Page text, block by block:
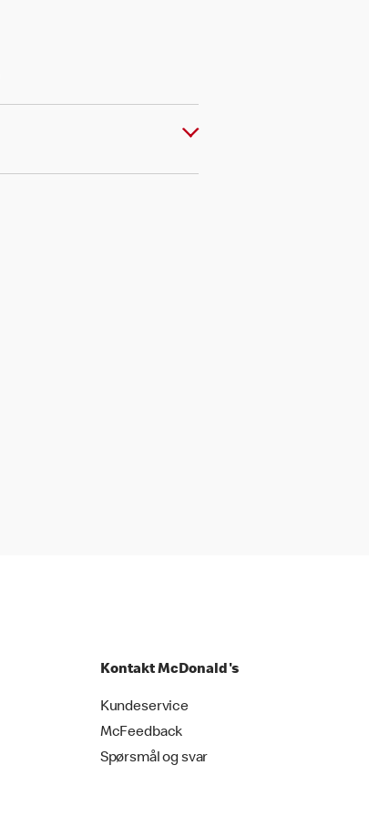
Kontakt McDonald's
Kundeservice
McFeedback
Spørsmål og svar